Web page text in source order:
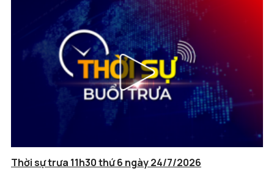
Thời sự trưa 11h30 thứ 6 ngày 24/7/2026